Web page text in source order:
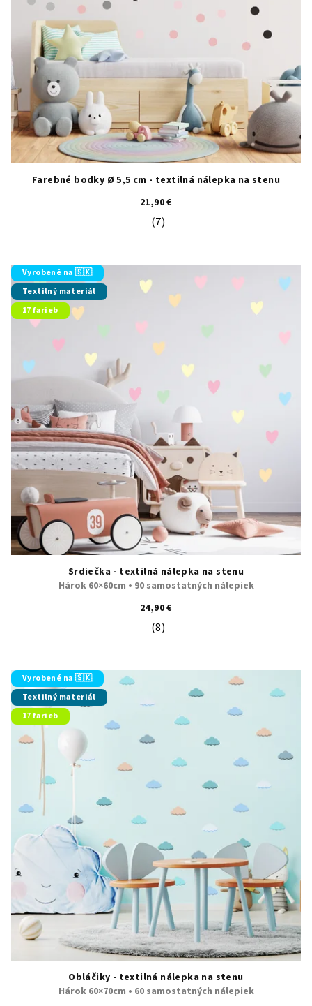
Farebné bodky Ø 5,5 cm - textilná nálepka na stenu
21,90 €
Priemerné hodnotenie produktu
(7)
Vyrobené na 🇸🇰
Textilný materiál
17 farieb
Srdiečka - textilná nálepka na stenu
Hárok 60×60cm • 90 samostatných nálepiek
24,90 €
Priemerné hodnotenie produktu
(8)
Vyrobené na 🇸🇰
Textilný materiál
17 farieb
Obláčiky - textilná nálepka na stenu
Hárok 60×70cm • 60 samostatných nálepiek